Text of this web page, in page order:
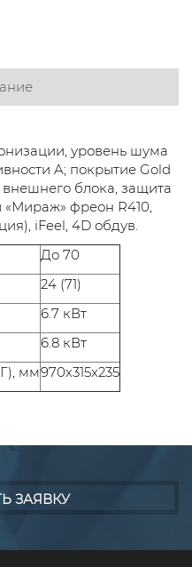
уровень шума
A; покрытие Gold
блока, защита
фреон R410,
iFeel, 4D обдув.
До 70
24 (71)
6.7 кВт
6.8 кВт
мм970x315x235
ЗАЯВКУ